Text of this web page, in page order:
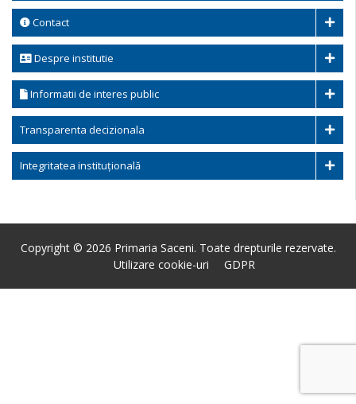
Contact
Despre institutie
Informatii de interes public
Transparenta decizionala
Integritatea instituțională
Copyright © 2026 Primaria Saceni. Toate drepturile rezervate.
Utilizare cookie-uri
GDPR